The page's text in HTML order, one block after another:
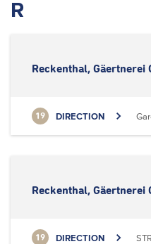
R
Reckenthal, Gäertnerei
19 DIRECTION
Reckenthal, Gäertnerei
19 DIRECTION